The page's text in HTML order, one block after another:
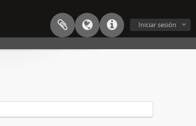
Iniciar sesión